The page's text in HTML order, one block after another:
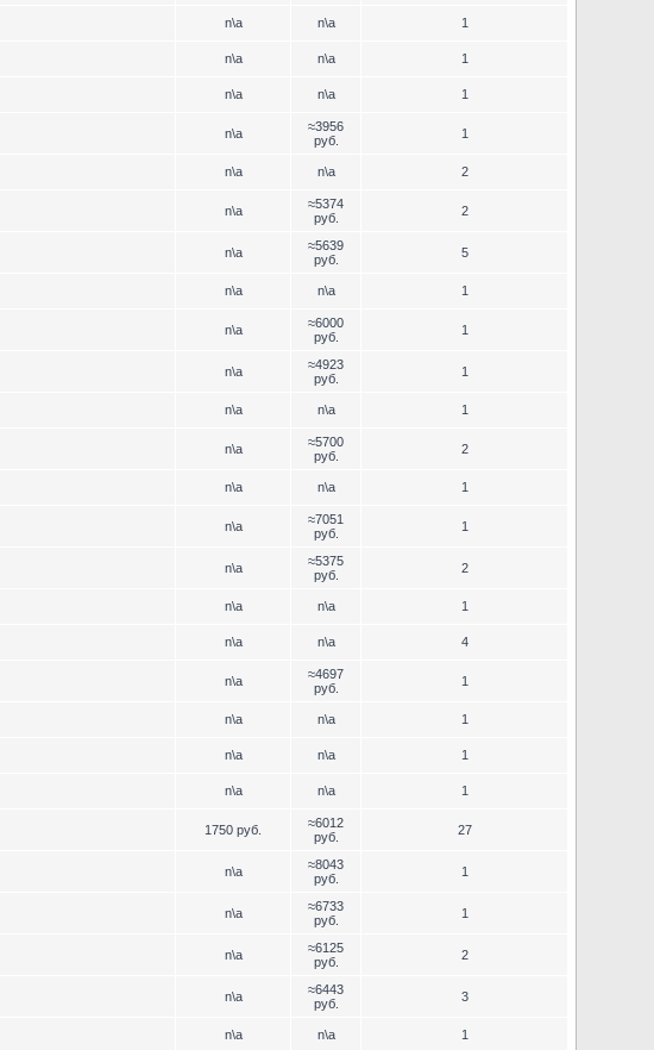
n\a n\a 1
n\a n\a 1
n\a n\a 1
n\a
≈3956
руб.
1
n\a n\a 2
n\a
≈5374
руб.
2
n\a
≈5639
руб.
5
n\a n\a 1
n\a
≈6000
руб.
1
n\a
≈4923
руб.
1
n\a n\a 1
n\a
≈5700
руб.
2
n\a n\a 1
n\a
≈7051
руб.
1
n\a
≈5375
руб.
2
n\a n\a 1
n\a n\a 4
n\a
≈4697
руб.
1
n\a n\a 1
n\a n\a 1
n\a n\a 1
1750 руб.
≈6012
руб.
27
n\a
≈8043
руб.
1
n\a
≈6733
руб.
1
n\a
≈6125
руб.
2
n\a
≈6443
руб.
3
n\a n\a 1